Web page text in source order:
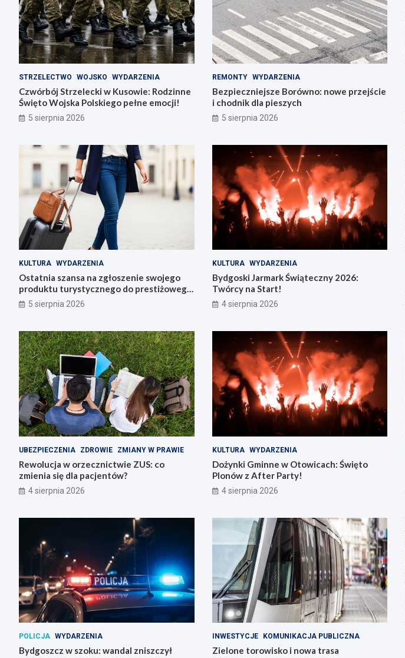
STRZELECTWO WOJSKO WYDARZENIA
Czwórbój Strzelecki w Kusowie: Rodzinne
Święto Wojska Polskiego pełne emocji!
5 sierpnia 2026
REMONTY WYDARZENIA
Bezpieczniejsze Borówno: nowe przejście
i chodnik dla pieszych
5 sierpnia 2026
KULTURA WYDARZENIA
Ostatnia szansa na zgłoszenie swojego
produktu turystycznego do prestiżowego
konkursu POT
5 sierpnia 2026
KULTURA WYDARZENIA
Bydgoski Jarmark Świąteczny 2026:
Twórcy na Start!
4 sierpnia 2026
UBEZPIECZENIA ZDROWIE ZMIANY W PRAWIE
Rewolucja w orzecznictwie ZUS: co
zmienia się dla pacjentów?
4 sierpnia 2026
KULTURA WYDARZENIA
Dożynki Gminne w Otowicach: Święto
Plonów z After Party!
4 sierpnia 2026
POLICJA WYDARZENIA
Bydgoszcz w szoku: wandal zniszczył
INWESTYCJE KOMUNIKACJA PUBLICZNA
Zielone torowisko i nowa trasa